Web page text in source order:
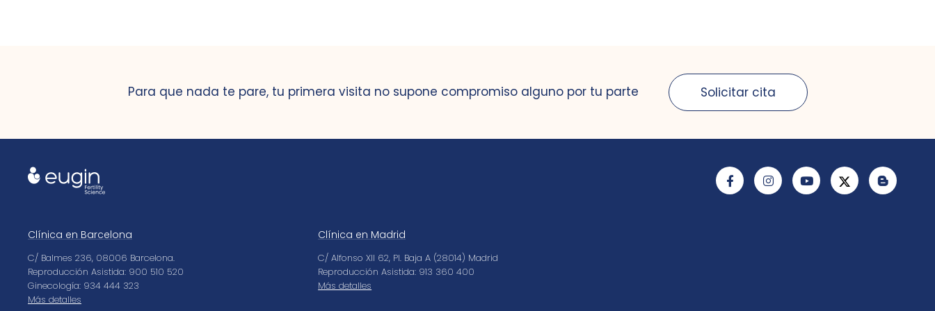
Para que nada te pare, tu primera visita no supone compromiso alguno por tu parte Solicitar cita
Clínica en Barcelona
C/ Balmes 236, 08006 Barcelona.
Reproducción Asistida: 900 510 520
Ginecología: 934 444 323
Más detalles
Clínica en Madrid
C/ Alfonso XII 62, Pl. Baja A (28014) Madrid
Reproducción Asistida: 913 360 400
Más detalles